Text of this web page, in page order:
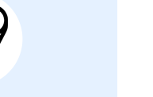
do tambor
lavar